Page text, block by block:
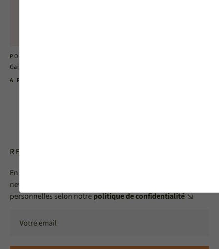
PORTE D'ENTRÉE NIL
Gamme Eclat
A PARTIR DE 2700 €
RECEVOIR LA NEWSLETTER MéO
En vous inscrivant, vous acceptez de recevoir notre
newsletter MéO et vous acceptez l'utilisation de vos données
personnelles selon notrepolitique de confidentialité